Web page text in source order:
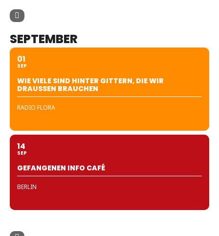
SEPTEMBER
01
SEP
WIE VIELE SIND HINTER GITTERN, DIE WIR
DRAUSSEN BRAUCHEN
RADIO FLORA
14
SEP
GEFANGENEN INFO CAFÉ
BERLIN